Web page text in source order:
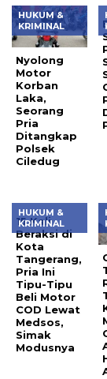
HUKUM &
KRIMINAL
Nyolong
Motor
Korban
Laka,
Seorang
Pria
Ditangkap
Polsek
Ciledug
HUKUM &
KRIMINAL
15 Kali
Beraksi di
Kota
Tangerang,
Pria Ini
Tipu-Tipu
Beli Motor
COD Lewat
Medsos,
Simak
Modusnya